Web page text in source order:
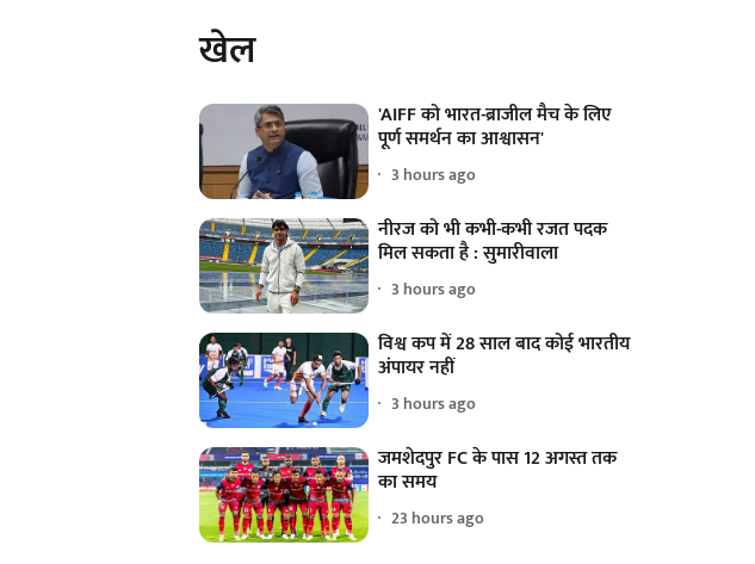
खेल
'AIFF को भारत-ब्राजील मैच के लिए
पूर्ण समर्थन का आश्वासन'
3 hours ago
नीरज को भी कभी-कभी रजत पदक
मिल सकता है : सुमारीवाला
3 hours ago
विश्व कप में 28 साल बाद कोई भारतीय
अंपायर नहीं
3 hours ago
जमशेदपुर FC के पास 12 अगस्त तक
का समय
23 hours ago